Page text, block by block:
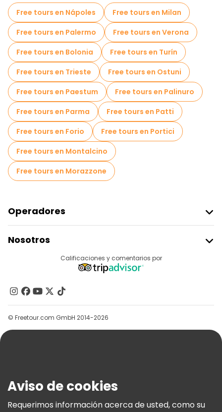
Free tours en Nápoles
Free tours en Milan
Free tours en Palermo
Free tours en Verona
Free tours en Bolonia
Free tours en Turín
Free tours en Trieste
Free tours en Ostuni
Free tours en Paestum
Free tours en Palinuro
Free tours en Parma
Free tours en Patti
Free tours en Forio
Free tours en Portici
Free tours en Montalcino
Free tours en Morazzone
Operadores
Acceder Como Proveedor
Programa De Afiliados
Nosotros
Contacto
Grupos
Ayuda
Términos E Información Legal
Política De Cookies
Calificaciones y comentarios por
© Freetour.com GmbH 2014-2026
Aviso de cookies
Requerimos información acerca de usted, como su